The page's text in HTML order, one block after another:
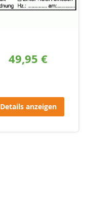
49,95 €
Details anzeigen